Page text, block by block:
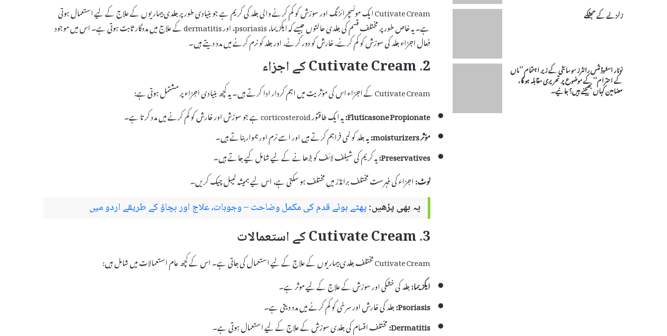
Cutivate Cream ایک موئسچرائزنگ اور سوزش کو کم کرنے والی جلد کی کریم ہے جو بنیادی طور پر جلدی بیماریوں کے علاج کے لیے استعمال ہوتی
ہے۔ یہ خاص طور پر مختلف قسم کی جلدی حالتوں جیسے کہ ایکزیما، psoriasis، اور dermatitis کے علاج میں مددگار ثابت ہوتی ہے۔ اس میں موجود
فعال اجزاء جلد کی سوزش کو کم کرنے، خارش کو دور کرنے، اور جلد کو نرم کرنے میں مدد دیتے ہیں۔
2. Cutivate Cream کے اجزاء
Cutivate Cream کے اجزاء اس کی مؤثریت میں اہم کردار ادا کرتے ہیں۔ یہ کچھ بنیادی اجزاء پر مشتمل ہوتی ہے:
Fluticasone Propionate:یہ ایک طاقتور corticosteroid ہے جو سوزش اور خارش کو کم کرنے میں مدد کرتا ہے۔
مؤثر moisturizers:
یہ جلد کو نمی فراہم کرتے ہیں اور اسے نرم اور ہموار بناتے ہیں۔
Preservatives:یہ کریم کی شیلف لائف کو بڑھانے کے لیے شامل کیے جاتے ہیں۔
نوٹ:اجزاء کی فہرست مختلف برانڈز میں مختلف ہو سکتی ہے، اس لیے ہمیشہ لیبل چیک کریں۔
یہ بھی پڑھیں:پھٹے ہوئے قدم کی مکمل وضاحت – وجوہات، علاج اور بچاؤ کے طریقے اردو میں
3. Cutivate Cream کے استعمالات
Cutivate Cream مختلف جلدی بیماریوں کے علاج کے لیے استعمال کی جاتی ہے۔ اس کے کچھ عام استعمالات میں شامل ہیں:
ایکزیما:جلد کی خشکی اور سوزش کے علاج کے لیے موثر ہے۔
Psoriasis: جلد کی خارش اور سرخی کو کم کرنے میں مدد دیتی ہے۔
Dermatitis: مختلف اقسام کی جلدی سوزش کے علاج کے لیے استعمال ہوتی ہے۔
زلزلے کے جھٹکے
نونار اسٹوڈنٹس رائٹرز سوسائٹی کے زیر اہتمام ’’ماں
کے احترام‘‘ کے موضوع پر تحریری مقابلہ ہو گا،
مضامین کہاں بھیجنے ہیں؟ جانیے۔